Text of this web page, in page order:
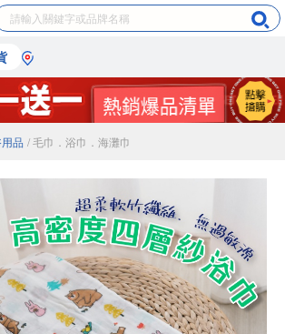
品 / 毛巾．浴巾．海灘巾